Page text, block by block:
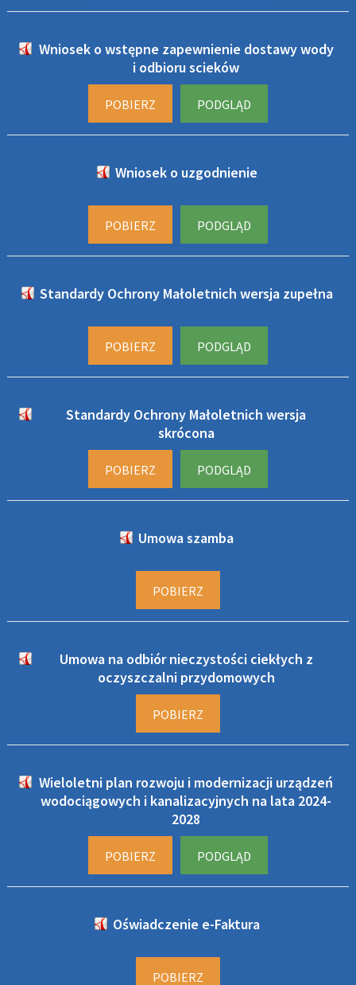
Wniosek o wstępne zapewnienie dostawy wody
i odbioru scieków
POBIERZ PODGLĄD
Wniosek o uzgodnienie
POBIERZ PODGLĄD
Standardy Ochrony Małoletnich wersja zupełna
POBIERZ PODGLĄD
Standardy Ochrony Małoletnich wersja
skrócona
POBIERZ PODGLĄD
Umowa szamba
POBIERZ
Umowa na odbiór nieczystości ciekłych z
oczyszczalni przydomowych
POBIERZ
Wieloletni plan rozwoju i modernizacji urządzeń
wodociągowych i kanalizacyjnych na lata 2024-
2028
POBIERZ PODGLĄD
Oświadczenie e-Faktura
POBIERZ